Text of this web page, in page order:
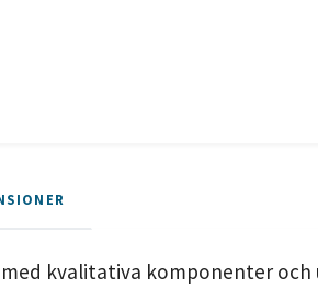
med kvalitativa komponenter